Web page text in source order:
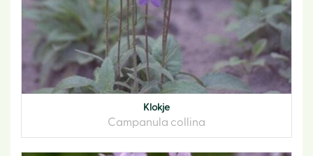
Klokje
Campanula collina